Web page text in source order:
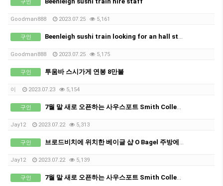
구인
Goodman888 2023.07.25 5,161
구인 Beenleigh sushi train looking for an hall staff and kitchen staff
Goodman888 2023.07.25 5,175
구인 투움바 스시가게 연봉 8만불
이 2023.07.23 5,154
구인 7월 말 새로 오픈하는 사우스포트 Smith Collective에 위치한 베이글 카페 O Bagel 에서 오픈멤버 구인합니다.
Jay12 2023.07.22 5,313
구인 브로드비치에 위치한 베이글 샵 O Bagel 주방에서 함께 일 하실 분 구합니다
Jay12 2023.07.22 5,139
구인 7월 말 새로 오픈하는 사우스포트 Smith Collective에 위치한 베이글 카페 O Bagel 에서 오픈멤버 구인합니다